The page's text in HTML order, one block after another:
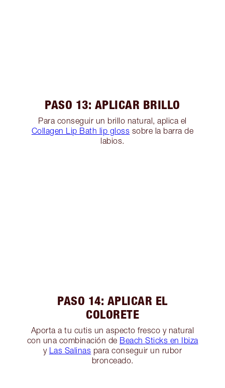
PASO 13: APLICAR BRILLO
Para conseguir un brillo natural, aplica el
Collagen Lip Bath lip gloss sobre la barra de
labios.
PASO 14: APLICAR EL
COLORETE
Aporta a tu cutis un aspecto fresco y natural
con una combinación de Beach Sticks en Ibiza
y Las Salinas para conseguir un rubor
bronceado.